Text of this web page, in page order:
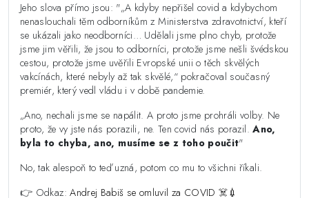
Jeho slova přímo jsou: "„A kdyby nepřišel covid a kdybychom
nenaslouchali těm odborníkům z Ministerstva zdravotnictví, kteří
se ukázali jako neodborníci… Udělali jsme plno chyb, protože
jsme jim věřili, že jsou to odborníci, protože jsme nešli švédskou
cestou, protože jsme uvěřili Evropské unii o těch skvělých
vakcínách, které nebyly až tak skvělé,“ pokračoval současný
premiér, který vedl vládu i v době pandemie.
„Ano, nechali jsme se napálit. A proto jsme prohráli volby. Ne
proto, že vy jste nás porazili, ne. Ten covid nás porazil. Ano,
byla to chyba, ano, musíme se z toho poučit"
No, tak alespoň to teď uzná, potom co mu to všichni říkali.
👉 Odkaz:Andrej Babiš se omluvil za COVID ☠️💉